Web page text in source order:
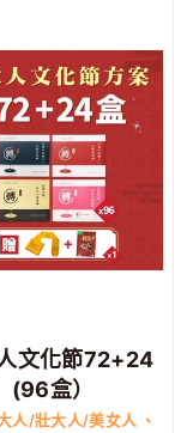
文化節72+24
(96盒）
人/壯大人/美女人 、